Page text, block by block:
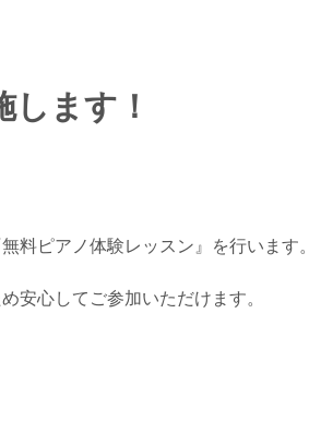
ます！
料ピアノ体験レッスン』を行います。
安心してご参加いただけます。